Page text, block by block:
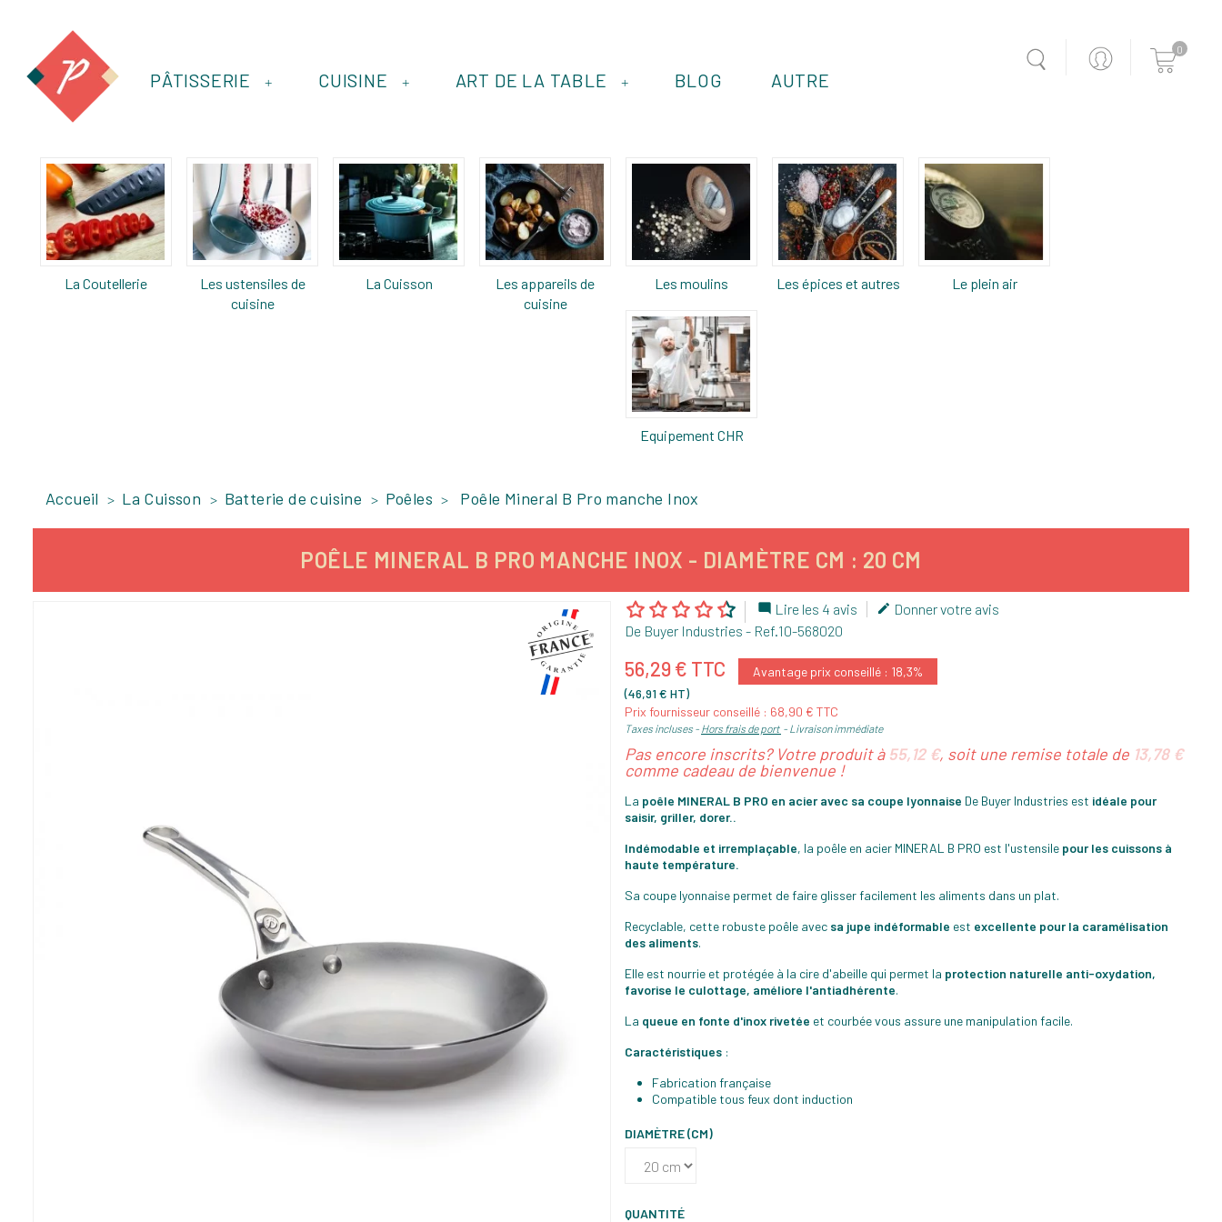
0
+
PÂTISSERIE +
CUISINE +
ART DE LA TABLE BLOG AUTRE
La Coutellerie
Les ustensiles de
cuisine
La Cuisson
Les appareils de
cuisine
Les moulins Les épices et autres Le plein air
Equipement CHR
Accueil La Cuisson Batterie de cuisine Poêles Poêle Mineral B Pro manche Inox
POÊLE MINERAL B PRO MANCHE INOX - DIAMÈTRE CM : 20 CM
 Lire les 4 avis  Donner votre avis
De Buyer Industries - Ref.10-568020
56,29 € TTC
Avantage prix conseillé : 18,3%
(46,91 € HT)
Prix fournisseur conseillé : 68,90 € TTC
Taxes incluses Hors frais de port Livraison immédiate
Pas encore inscrits? Votre produit à 55,12 €, soit une remise totale de 13,78 €
comme cadeau de bienvenue !
La poêle MINERAL B PRO en acier avec sa coupe lyonnaise De Buyer Industries est idéale pour
saisir, griller, dorer..
Indémodable et irremplaçable, la poêle en acier MINERAL B PRO est l'ustensile pour les cuissons à
haute température.
Sa coupe lyonnaise permet de faire glisser facilement les aliments dans un plat.
Recyclable, cette robuste poêle avec sa jupe indéformable est excellente pour la caramélisation
des aliments.
Elle est nourrie et protégée à la cire d'abeille qui permet la protection naturelle anti-oxydation,
favorise le culottage, améliore l'antiadhérente.
La queue en fonte d'inox rivetée et courbée vous assure une manipulation facile.
Caractéristiques :
Fabrication française
Compatible tous feux dont induction
DIAMÈTRE (CM)
QUANTITÉ